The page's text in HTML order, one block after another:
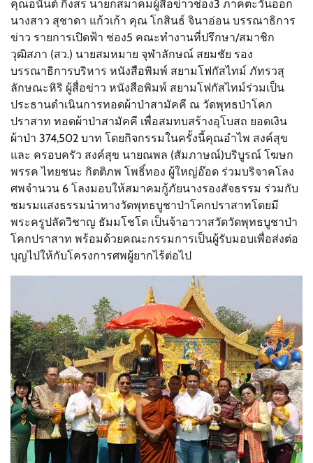
คุณอนันต์ กิ่งสร นายกสมาคมผู้สื่อข่าวช่อง3 ภาคตะวันออก
นางสาว สุชาดา แก้วเก้า คุณ โกสินธ์ จินาอ่อน บรรณาธิการ
ข่าว รายการเปิดฟ้า ช่อง5 คณะทำงานที่ปรึกษา/สมาชิก
วุฒิสภา (สว.) นายสมหมาย จุฬาลักษณ์ สยมชัย รอง
บรรณาธิการบริหาร หนังสือพิมพ์ สยามโฟกัสไทม์ ภัทรวสุ
ลักษณะหิริ ผู้สื่อข่าว หนังสือพิมพ์ สยามโฟกัสไทม์ร่วมเป็น
ประธานดำเนินการทอดผ้าป่าสามัคคี ณ วัดพุทธป่าโคก
ปราสาท ทอดผ้าป่าสามัคคี เพื่อสมทบสร้างอุโบสถ ยอดเงิน
ผ้าป่า 374,502 บาท โดยกิจกรรมในครั้งนี้คุณอำไพ สงค์สุข
และ ครอบครัว สงค์สุข นายณพล (สัมภาษณ์)บริบูรณ์ โฆษก
พรรค ไทยชนะ กิตติภพ โพธิ์ทอง ผู้ใหญ่อ๊อด ร่วมบริจาคโลง
ศพจำนวน 6 โลงมอบให้สมาคมกู้ภัยนางรองสัจธรรม ร่วมกับ
ชมรมแสงธรรมนำทางวัดพุทธบูชาป่าโคกปราสาทโดยมี
พระครูปลัดวิชาญ ธัมมโชโต เป็นจ้าอาวาสวัดวัดพุทธบูชาป่า
โคกปราสาท พร้อมด้วยคณะกรรมการเป็นผู้รับมอบเพื่อส่งต่อ
บุญไปให้กับโครงการศพผู้ยากไร้ต่อไป